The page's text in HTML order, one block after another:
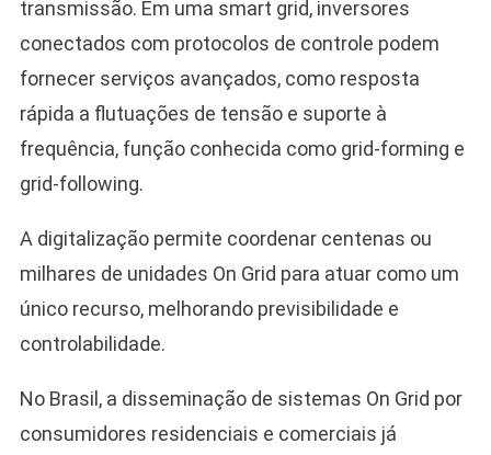
transmissão. Em uma smart grid, inversores
conectados com protocolos de controle podem
fornecer serviços avançados, como resposta
rápida a flutuações de tensão e suporte à
frequência, função conhecida como grid-forming e
grid-following.
A digitalização permite coordenar centenas ou
milhares de unidades On Grid para atuar como um
único recurso, melhorando previsibilidade e
controlabilidade.
No Brasil, a disseminação de sistemas On Grid por
consumidores residenciais e comerciais já